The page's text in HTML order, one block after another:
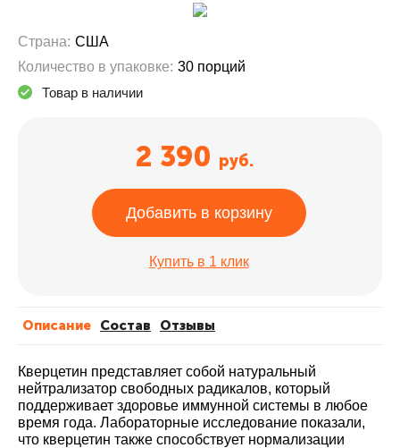
Страна: США
Количество в упаковке: 30 порций
Товар в наличии
2 390 руб.
Добавить в корзину
Купить в 1 клик
Описание Cостав Отзывы
Кверцетин представляет собой натуральный
нейтрализатор свободных радикалов, который
поддерживает здоровье иммунной системы в любое
время года. Лабораторные исследование показали,
что кверцетин также способствует нормализации